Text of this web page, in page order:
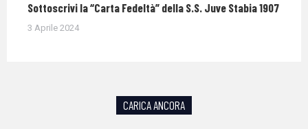
Sottoscrivi la “Carta Fedeltà” della S.S. Juve Stabia 1907
3 Aprile 2024
CARICA ANCORA